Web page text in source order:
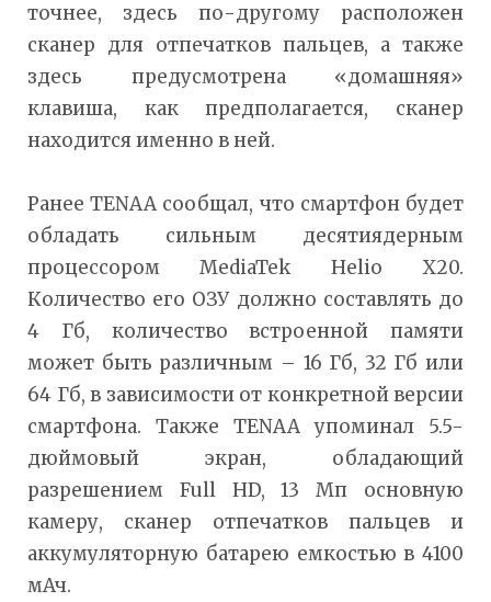
точнее, здесь по-другому расположен
сканер для отпечатков пальцев, а также
здесь предусмотрена «домашняя»
клавиша, как предполагается, сканер
находится именно в ней.
Ранее TENAA сообщал, что смартфон будет
обладать сильным десятиядерным
процессором MediaTek Helio X20.
Количество его ОЗУ должно составлять до
4 Гб, количество встроенной памяти
может быть различным – 16 Гб, 32 Гб или
64 Гб, в зависимости от конкретной версии
смартфона. Также TENAA упоминал 5.5-
дюймовый экран, обладающий
разрешением Full HD, 13 Мп основную
камеру, сканер отпечатков пальцев и
аккумуляторную батарею емкостью в 4100
мАч.